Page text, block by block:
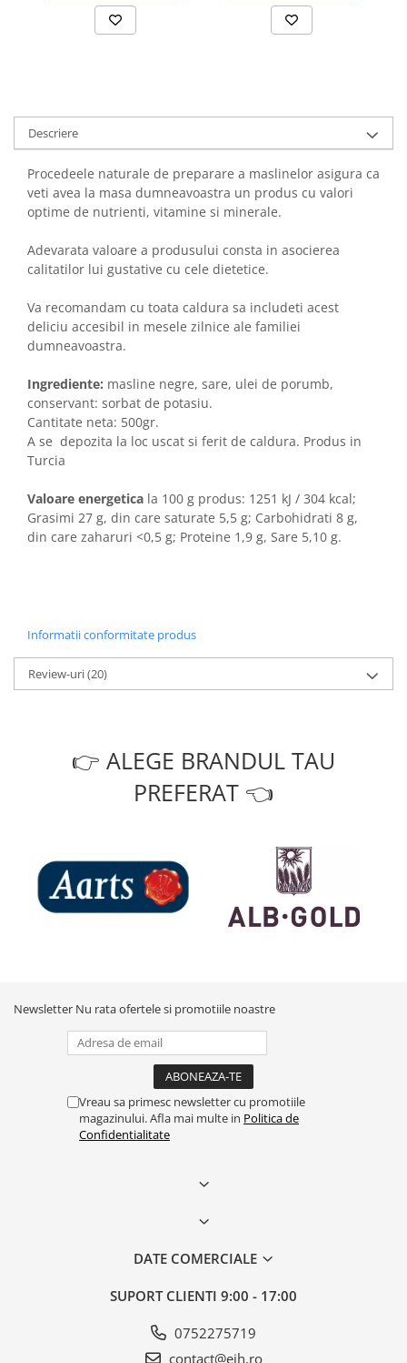
Descriere
Procedeele naturale de preparare a maslinelor asigura ca
veti avea la masa dumneavoastra un produs cu valori
optime de nutrienti, vitamine si minerale.
Adevarata valoare a produsului consta in asocierea
calitatilor lui gustative cu cele dietetice.
Va recomandam cu toata caldura sa includeti acest
deliciu accesibil in mesele zilnice ale familiei
dumneavoastra.
Ingrediente: masline negre, sare, ulei de porumb,
conservant: sorbat de potasiu.
Cantitate neta: 500gr.
A se depozita la loc uscat si ferit de caldura. Produs in
Turcia
Valoare energetica la 100 g produs: 1251 kJ / 304 kcal;
Grasimi 27 g, din care saturate 5,5 g; Carbohidrati 8 g,
din care zaharuri <0,5 g; Proteine 1,9 g, Sare 5,10 g.
Informatii conformitate produs
Review-uri(20)
👉 ALEGE BRANDUL TAU
PREFERAT 👈
Newsletter Nu rata ofertele si promotiile noastre
Vreau sa primesc newsletter cu promotiile
magazinului. Afla mai multe in Politica de
Confidentialitate
DATE COMERCIALE
SUPORT CLIENTI 9:00 - 17:00
0752275719
contact@eih.ro